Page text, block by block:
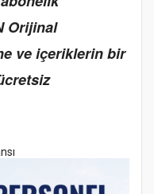
Orijinal
ve içeriklerin bir